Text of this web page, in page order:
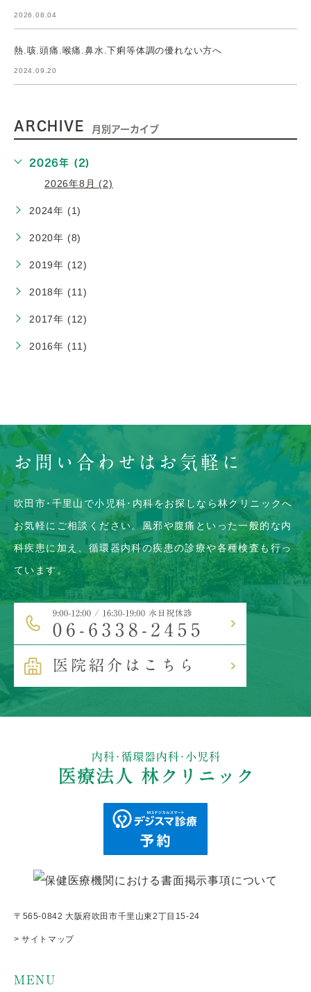
2026.08.04
熱.咳.頭痛.喉痛.鼻水.下痢等体調の優れない方へ
2024.09.20
ARCHIVE 月別アーカイブ
2026年 (2)
2026年8月 (2)
2024年 (1)
2020年 (8)
2019年 (12)
2018年 (11)
2017年 (12)
2016年 (11)
お問い合わせはお気軽に
吹田市･千里山で小児科･内科をお探しなら林クリニックへ
お気軽にご相談ください。風邪や腹痛といった一般的な内
科疾患に加え、循環器内科の疾患の診療や各種検査も行っ
ています。
〒565-0842 大阪府吹田市千里山東2丁目15-24
> サイトマップ
MENU